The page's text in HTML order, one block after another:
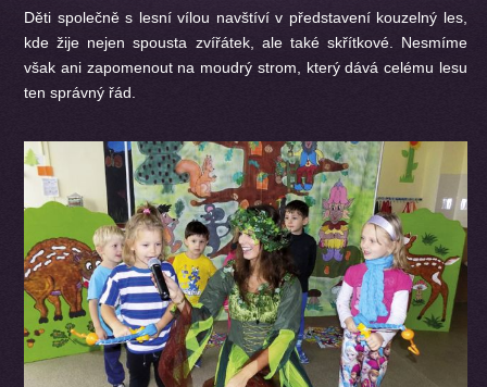
Děti společně s lesní vílou navštíví v představení kouzelný les,
kde žije nejen spousta zvířátek, ale také skřítkové. Nesmíme
však ani zapomenout na moudrý strom, který dává celému lesu
ten správný řád.